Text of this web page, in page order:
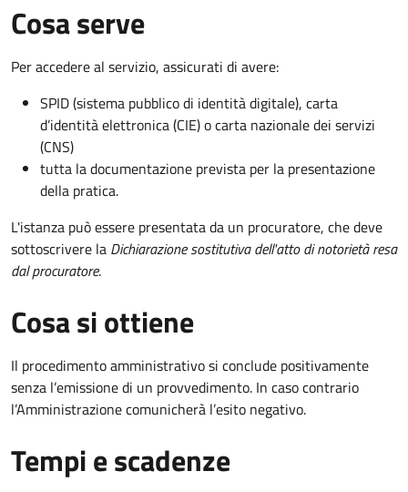
Cosa serve
Per accedere al servizio, assicurati di avere:
SPID (sistema pubblico di identità digitale), carta
d’identità elettronica (CIE) o carta nazionale dei servizi
(CNS)
tutta la documentazione prevista per la presentazione
della pratica.
L'istanza può essere presentata da un procuratore, che deve
sottoscrivere la Dichiarazione sostitutiva dell'atto di notorietà resa
dal procuratore.
Cosa si ottiene
Il procedimento amministrativo si conclude positivamente
senza l’emissione di un provvedimento. In caso contrario
l’Amministrazione comunicherà l’esito negativo.
Tempi e scadenze